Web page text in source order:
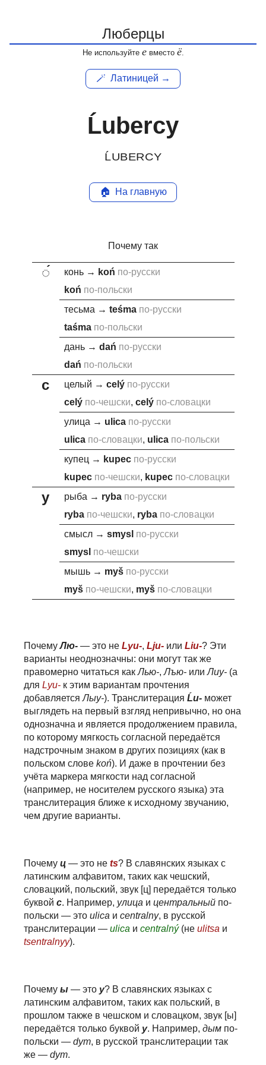
Не используйте евместо ё.
🪄 Латиницей →
Ĺubercy
ĹUBERCY
🏠 На главную
Почему так
◌́ конь→ koń по-русски
koń по-польски
тесьма → teśma по-русски
taśma по-польски
дань→ dań по-русски
dań по-польски
c целый → celý по-русски
celý по-чешски, celý по-словацки
улица → ulica по-русски
ulica по-словацки, ulica по-польски
купец → kupec по-русски
kupec по-чешски, kupec по-словацки
y рыба → ryba по-русски
ryba по-чешски, ryba по-словацки
смысл→ smysl по-русски
smysl по-чешски
мышь→ myš по-русски
myš по-чешски, myš по-словацки
ПочемуЛю- — это не Lyu-, Lju- или Liu-? Эти
варианты неоднозначны: они могут так же
правомерно читаться какЛью-,Лъю- илиЛиу- (а
для Lyu- к этим вариантам прочтения
добавляетсяЛыу-). Транслитерация Ĺu- может
выглядеть на первый взгляд непривычно, но она
однозначна и является продолжением правила,
по которому мягкость согласной передаётся
надстрочным знаком в других позициях (как в
польском слове koń). И даже в прочтении без
учёта маркера мягкости над согласной
(например, не носителем русского языка) эта
транслитерация ближе к исходному звучанию,
чем другие варианты.
Почему ц — это не ts? В славянских языках с
латинским алфавитом, таких как чешский,
словацкий, польский, звук [ц] передаётся только
буквой c. Например, улица и центральный по-
польски — это ulica и centralny, в русской
транслитерации — ulica и centralný(не ulitsa и
tsentralnyy).
Почему ы — это y? В славянских языках с
латинским алфавитом, таких как польский, в
прошлом также в чешском и словацком, звук [ы]
передаётся только буквой y. Например, дым по-
польски — dym, в русской транслитерации так
же — dym.